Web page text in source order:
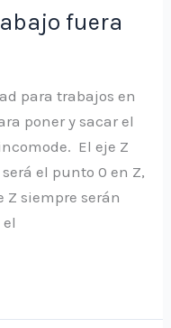
fuera
para trabajos en
poner y sacar el
El eje Z
el punto 0 en Z,
Z siempre serán